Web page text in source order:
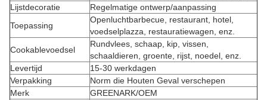
Lijstdecoratie
Regelmatige ontwerp/aanpassing
Toepassing
Openluchtbarbecue, restaurant, hotel,
voedselplazza, restauratiewagen, enz.
Cookablevoedsel
Rundvlees, schaap, kip, vissen,
schaaldieren, groente, rijst, noedel, enz.
Levertijd
15-30 werkdagen
Verpakking
Norm die Houten Geval verschepen
Merk
GREENARK/OEM